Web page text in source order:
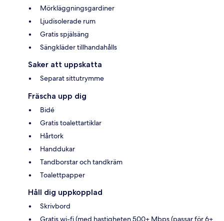
Mörkläggningsgardiner
Ljudisolerade rum
Gratis spjälsäng
Sängkläder tillhandahålls
Saker att uppskatta
Separat sittutrymme
Fräscha upp dig
Bidé
Gratis toalettartiklar
Hårtork
Handdukar
Tandborstar och tandkräm
Toalettpapper
Håll dig uppkopplad
Skrivbord
Gratis wi-fi (med hastigheten 500+ Mbps (passar för 6+